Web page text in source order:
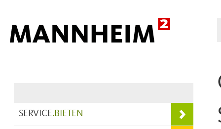
SERVICE.BIETEN